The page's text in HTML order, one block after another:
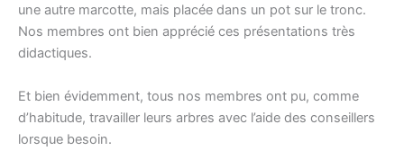
une autre marcotte, mais placée dans un pot sur le tronc.
Nos membres ont bien apprécié ces présentations très
didactiques.
Et bien évidemment, tous nos membres ont pu, comme
d’habitude, travailler leurs arbres avec l’aide des conseillers
lorsque besoin.